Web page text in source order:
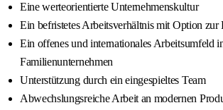
Eine werteorientierte Unternehmenskultur
Ein befristetes Arbeitsverhältnis mit Option zur
Ein offenes und internationales Arbeitsumfeld
Familienunternehmen
Unterstützung durch ein eingespieltes Team
Abwechslungsreiche Arbeit an modernen